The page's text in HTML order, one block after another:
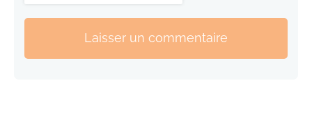
Laisser un commentaire